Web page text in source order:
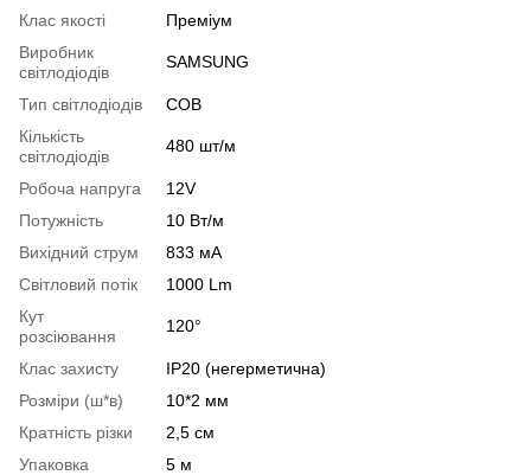
Клас якості
Преміум
Виробник
світлодіодів
SAMSUNG
Тип світлодіодів
COB
Кількість
світлодіодів
480 шт/м
Робоча напруга
12V
Потужність
10 Вт/м
Вихідний струм
833 мА
Світловий потік
1000 Lm
Кут
розсіювання
120°
Клас захисту
IP20 (негерметична)
Розміри (ш*в)
10*2 мм
Кратність різки
2,5 см
Упаковка
5 м